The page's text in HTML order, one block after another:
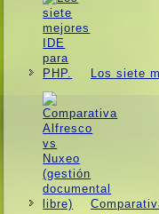
Los siete